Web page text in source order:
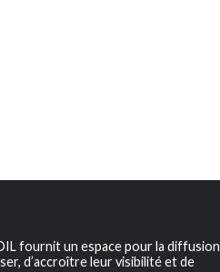
fournit un espace pour la diffusion
d’accroître leur visibilité et de